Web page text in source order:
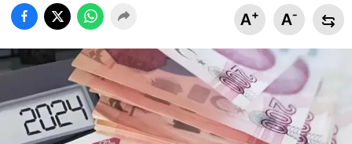
A+ A-